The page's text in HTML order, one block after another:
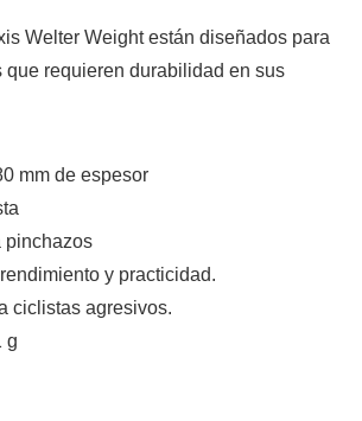
Welter Weight están diseñados para
que requieren durabilidad en sus
mm de espesor
pinchazos
y practicidad.
ciclistas agresivos.
g